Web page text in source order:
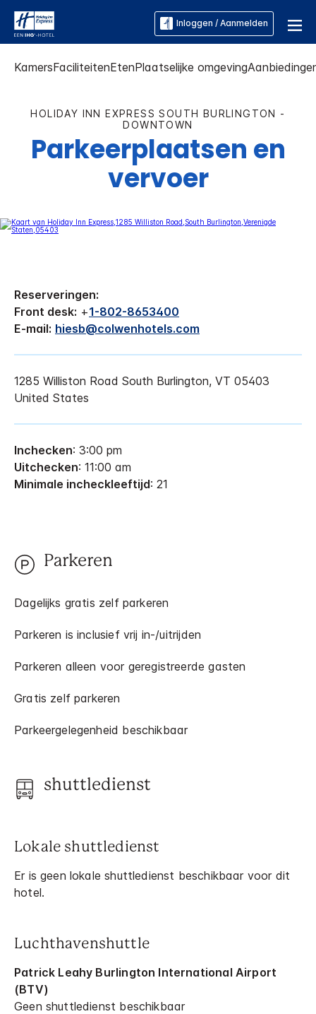
Inloggen / Aanmelden
KamersFaciliteitenEtenPlaatselijke omgeving
HOLIDAY INN EXPRESS SOUTH BURLINGTON -
DOWNTOWN
Parkeerplaatsen en
vervoer
Reserveringen:
Front desk: +1-802-8653400
E-mail: hiesb@colwenhotels.com
1285 Williston Road South Burlington, VT 05403
United States
Inchecken: 3:00 pm
Uitchecken: 11:00 am
Minimale incheckleeftijd: 21
Parkeren
Dagelijks gratis zelf parkeren
Parkeren is inclusief vrij in-/uitrijden
Parkeren alleen voor geregistreerde gasten
Gratis zelf parkeren
Parkeergelegenheid beschikbaar
shuttledienst
Lokale shuttledienst
Er is geen lokale shuttledienst beschikbaar voor dit
hotel.
Luchthavenshuttle
Patrick Leahy Burlington International Airport
(BTV)
Geen shuttledienst beschikbaar